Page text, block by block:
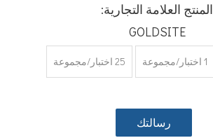
المنتج العلامة التجارية:
GOLDSITE
1 اختبار/مجموعة 25 اختبار/مجموعة
رسالتك